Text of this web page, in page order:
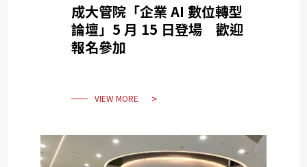
成大管院「企業 AI 數位轉型
論壇」5 月 15 日登場 歡迎
報名參加
VIEW MORE